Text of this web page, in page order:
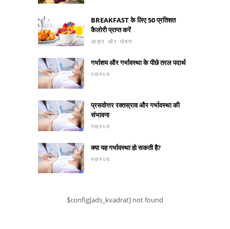
BREAKFAST के लिए 50 प्रतिशत
कैलोरी प्राप्त करें
आहार और पोषण
गर्भाशय और गर्भावस्था के पीछे तरल पदार्थ
स्वास्थ्य
प्रसवोत्तर रक्तस्राव और गर्भावस्था की
संभावना
स्वास्थ्य
क्या यह गर्भावस्था हो सकती है?
स्वास्थ्य
$config[ads_kvadrat] not found